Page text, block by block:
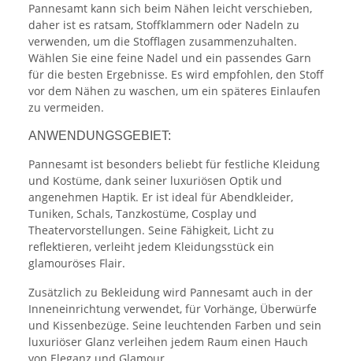
Pannesamt kann sich beim Nähen leicht verschieben,
daher ist es ratsam, Stoffklammern oder Nadeln zu
verwenden, um die Stofflagen zusammenzuhalten.
Wählen Sie eine feine Nadel und ein passendes Garn
für die besten Ergebnisse. Es wird empfohlen, den Stoff
vor dem Nähen zu waschen, um ein späteres Einlaufen
zu vermeiden.
ANWENDUNGSGEBIET:
Pannesamt ist besonders beliebt für festliche Kleidung
und Kostüme, dank seiner luxuriösen Optik und
angenehmen Haptik. Er ist ideal für Abendkleider,
Tuniken, Schals, Tanzkostüme, Cosplay und
Theatervorstellungen. Seine Fähigkeit, Licht zu
reflektieren, verleiht jedem Kleidungsstück ein
glamouröses Flair.
Zusätzlich zu Bekleidung wird Pannesamt auch in der
Inneneinrichtung verwendet, für Vorhänge, Überwürfe
und Kissenbezüge. Seine leuchtenden Farben und sein
luxuriöser Glanz verleihen jedem Raum einen Hauch